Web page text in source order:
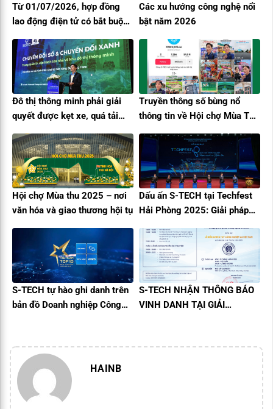
Từ 01/07/2026, hợp đồng
lao động điện tử có bắt buộc
hiểu đúng
Các xu hướng công nghệ nổi
bật năm 2026
Đô thị thông minh phải giải
quyết được kẹt xe, quá tải
vụ
Truyền thông số bùng nổ
thông tin về Hội chợ Mùa Thu
Hội chợ Mùa thu 2025 – nơi
văn hóa và giao thương hội tụ
Dấu ấn S-TECH tại Techfest
Hải Phòng 2025: Giải pháp
tòa nhà toàn diện
S-TECH tự hào ghi danh trên
bản đồ Doanh nghiệp Công
S-TECH NHẬN THÔNG BÁO
VINH DANH TẠI GIẢI
HAINB